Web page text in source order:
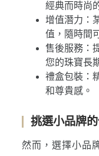
經典而時尚
增值潛力：
值，隨時間
售後服務：
您的珠寶長
禮盒包裝：
和尊貴感。
挑選小品牌
然而，選擇小品